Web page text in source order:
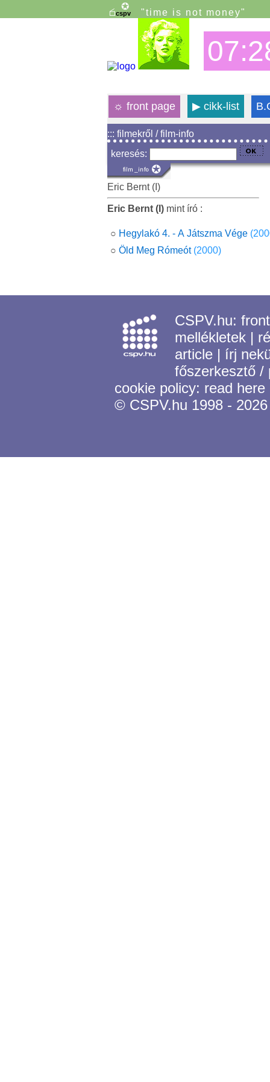
"time is not money"
☼ front page ▶cikk-list
::: filmekről / film-info
keresés:
Eric Bernt (I)
Eric Bernt (I)mint író :
○ Hegylakó 4. - A Játszma Vége
○ Öld Meg Rómeót (2000)
CSPV.hu:
mellékletek |
article | írj
főszerkesztő
cookie policy: read here
© CSPV.hu 1998 - 2026